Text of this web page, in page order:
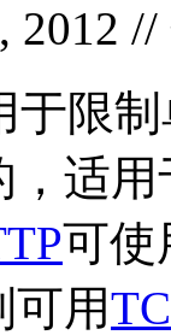
2012
于限
适
可使
用TC